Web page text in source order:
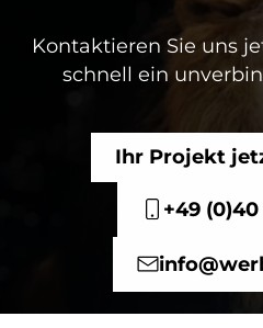
Kontaktieren Sie uns
schnell ein
Ihr Projekt
+49